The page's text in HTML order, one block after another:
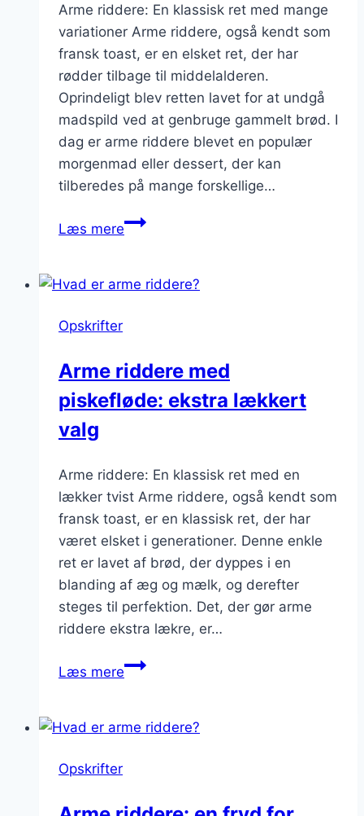
Arme riddere: En klassisk ret med mange
variationer Arme riddere, også kendt som
fransk toast, er en elsket ret, der har
rødder tilbage til middelalderen.
Oprindeligt blev retten lavet for at undgå
madspild ved at genbruge gammelt brød. I
dag er arme riddere blevet en populær
morgenmad eller dessert, der kan
tilberedes på mange forskellige…
Læs mereArme
piskefløde:
servering
Opskrifter
Arme riddere med
piskefløde: ekstra lækkert
valg
Arme riddere: En klassisk ret med en
lækker tvist Arme riddere, også kendt som
fransk toast, er en klassisk ret, der har
været elsket i generationer. Denne enkle
ret er lavet af brød, der dyppes i en
blanding af æg og mælk, og derefter
steges til perfektion. Det, der gør arme
riddere ekstra lækre, er…
Læs mereArme
piskefløde:
Opskrifter